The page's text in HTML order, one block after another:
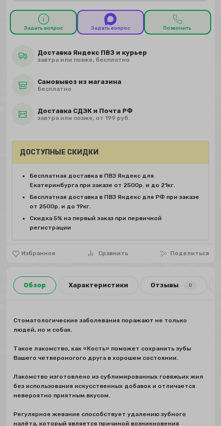
Задать вопрос Задать вопрос Позвонить
Доставка Яндекс ПВЗ и курьер
завтра или позже, бесплатно
Самовывоз из магазина
бесплатно
Доставка СДЭК и Почта РФ
завтра или позже, от 199 руб.
Избранное Сравнить Поделиться
ДОСТУПНЫЕ СКИДКИ
Бесплатная доставка в ПВЗ Яндекс для
Екатеринбурга при заказе от 2500р. и до 21кг.
Бесплатная доставка в ПВЗ Яндекс для РФ при заказе
от 2500р. и до 19кг.
Скидка 5% на первый заказ при первичной
регистрации
Обзор Характеристики Отзывы 0
Стоматологические заболевания поражают не только
людей, но и собак.
Такое лакомство, как «Кость» поможет сохранить зубы
Вашего четвероногого друга в хорошем состоянии.
Лакомство изготовлено из сублимированных говяжьих жил
без использования искусственных добавок и отличается
невероятно приятным вкусом.
Регулярное жевание способствует удалению зубного
налёта, который является причиной возникновения